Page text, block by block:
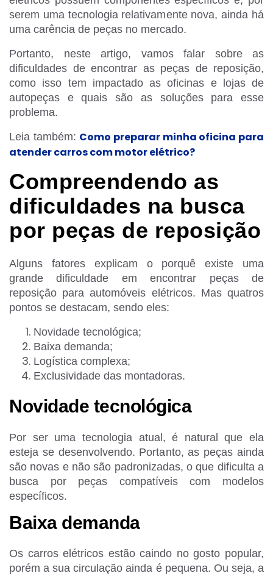
serem uma tecnologia relativamente nova, ainda há
uma carência de peças no mercado.
Portanto, neste artigo, vamos falar sobre as
dificuldades de encontrar as peças de reposição,
como isso tem impactado as oficinas e lojas de
autopeças e quais são as soluções para esse
problema.
Leia também: Como preparar minha oficina para
atender carros com motor elétrico?
Compreendendo as
dificuldades na busca
por peças de reposição
Alguns fatores explicam o porquê existe uma
grande dificuldade em encontrar peças de
reposição para automóveis elétricos. Mas quatros
pontos se destacam, sendo eles:
Novidade tecnológica;
Baixa demanda;
Logística complexa;
Exclusividade das montadoras.
Novidade tecnológica
Por ser uma tecnologia atual, é natural que ela
esteja se desenvolvendo. Portanto, as peças ainda
são novas e não são padronizadas, o que dificulta a
busca por peças compatíveis com modelos
específicos.
Baixa demanda
Os carros elétricos estão caindo no gosto popular,
porém a sua circulação ainda é pequena. Ou seja, a